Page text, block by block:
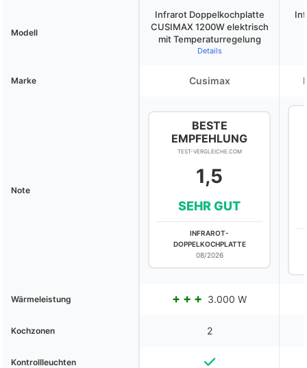
Modell
Infrarot Doppelkochplatte
CUSIMAX 1200W elektrisch
mit Temperaturregelung
Details
Marke Cusimax
Note
BESTE
EMPFEHLUNG
TEST-VERGLEICHE.COM
1,5
SEHR GUT
INFRAROT-
DOPPELKOCHPLATTE
08/2026
Wärmeleistung 3.000 W
Kochzonen 2
Kontrollleuchten